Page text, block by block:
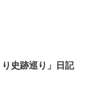
史跡巡り」日記